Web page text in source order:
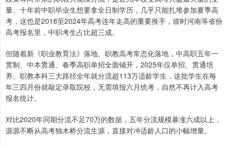
量。十年前中职毕业生想要拿全日制学历，几乎只能扎堆参加夏季高
考，这也是2018至2024年高考连年走高的重要推手，彼时河南等省份
高考报名里，中职考生占比超三成。
但随着新《职业教育法》落地、职教高考常态化落地，中高职五年一
贯制、中本贯通、春季高职单招全面铺开，2025年仅单招、贯通培
养、职教本科三大路径全年就分流超113万适龄学生，这批学生在每
年三四月份就敲定录取院校，无需填报六月统考，自然不再计入高考
报名统计。
对比2020年同期分流不足70万的数据，五年分流规模暴涨六成以上，
源源不断从高考独木桥分流生源，直接对冲适龄人口的小幅增量。